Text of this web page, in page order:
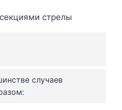
стрелы
случаев